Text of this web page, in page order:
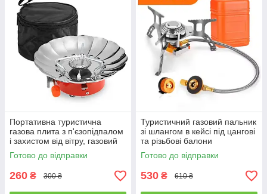
Портативна туристична
газова плита з п'єзопідпалом
і захистом від вітру, газовий
пальник туристичний
Готово до відправки
260 ₴ 300 ₴
Туристичний газовий пальник
зі шлангом в кейсі під цангові
та різьбові балони
Готово до відправки
530 ₴ 610 ₴